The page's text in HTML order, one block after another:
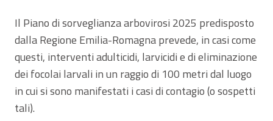
Il Piano di sorveglianza arbovirosi 2025 predisposto
dalla Regione Emilia-Romagna prevede, in casi come
questi, interventi adulticidi, larvicidi e di eliminazione
dei focolai larvali in un raggio di 100 metri dal luogo
in cui si sono manifestati i casi di contagio (o sospetti
tali).